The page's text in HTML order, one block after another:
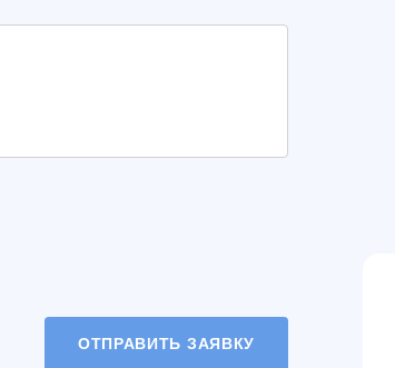
ОТПРАВИТЬ ЗАЯВКУ